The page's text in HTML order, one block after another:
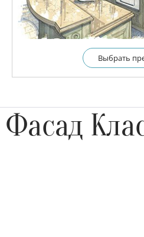
Выбрать
Фасад